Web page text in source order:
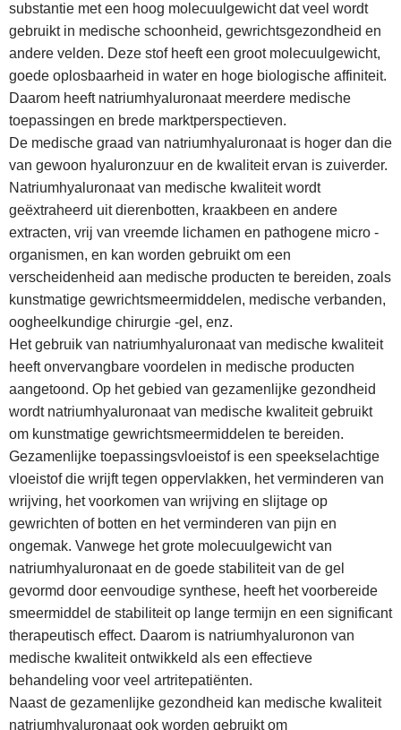
substantie met een hoog molecuulgewicht dat veel wordt
gebruikt in medische schoonheid, gewrichtsgezondheid en
andere velden. Deze stof heeft een groot molecuulgewicht,
goede oplosbaarheid in water en hoge biologische affiniteit.
Daarom heeft natriumhyaluronaat meerdere medische
toepassingen en brede marktperspectieven.
De medische graad van natriumhyaluronaat is hoger dan die
van gewoon hyaluronzuur en de kwaliteit ervan is zuiverder.
Natriumhyaluronaat van medische kwaliteit wordt
geëxtraheerd uit dierenbotten, kraakbeen en andere
extracten, vrij van vreemde lichamen en pathogene micro -
organismen, en kan worden gebruikt om een ​​
verscheidenheid aan medische producten te bereiden, zoals
kunstmatige gewrichtsmeermiddelen, medische verbanden,
oogheelkundige chirurgie -gel, enz.
Het gebruik van natriumhyaluronaat van medische kwaliteit
heeft onvervangbare voordelen in medische producten
aangetoond. Op het gebied van gezamenlijke gezondheid
wordt natriumhyaluronaat van medische kwaliteit gebruikt
om kunstmatige gewrichtsmeermiddelen te bereiden.
Gezamenlijke toepassingsvloeistof is een speekselachtige
vloeistof die wrijft tegen oppervlakken, het verminderen van
wrijving, het voorkomen van wrijving en slijtage op
gewrichten of botten en het verminderen van pijn en
ongemak. Vanwege het grote molecuulgewicht van
natriumhyaluronaat en de goede stabiliteit van de gel
gevormd door eenvoudige synthese, heeft het voorbereide
smeermiddel de stabiliteit op lange termijn en een significant
therapeutisch effect. Daarom is natriumhyaluronon van
medische kwaliteit ontwikkeld als een effectieve
behandeling voor veel artritepatiënten.
Naast de gezamenlijke gezondheid kan medische kwaliteit
natriumhyaluronaat ook worden gebruikt om